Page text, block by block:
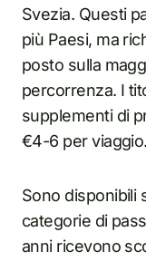
Svezia. Questi
più Paesi, ma
posto sulla
percorrenza. I
supplementi di
€4-6 per viaggio.
Sono disponibili
categorie di
anni ricevono